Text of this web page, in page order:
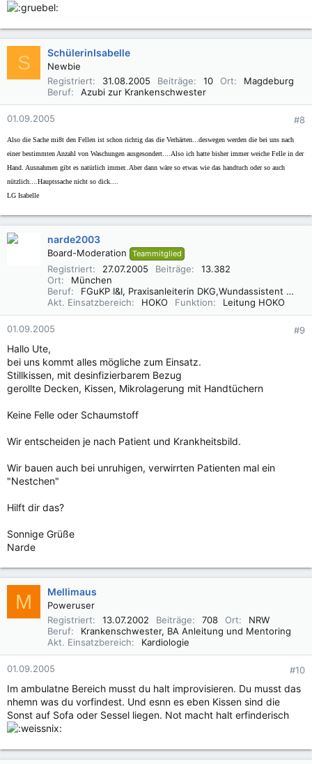
S SchülerinIsabelle
Newbie
Registriert
31.08.2005 Beiträge 10 Ort
Magdeburg
Beruf
Azubi zur Krankenschwester
01.09.2005 #8
Also die Sache mi8t den Fellen ist schon richtig das die Verhärten...deswegen werden die bei uns nach
einer bestimmten Anzahl von Waschungen ausgesondert....Also ich hatte bisher immer weiche Felle in der
Hand. Ausnahmen gibt es natürlich immer..Aber dann wäre so etwas wie das handtuch oder so auch
nützlich....Hauptssache nicht so dick....
LG Isabelle
narde2003
Board-Moderation Teammitglied
Registriert 27.07.2005 Beiträge
13.382
Ort
München
Beruf
FGuKP I&I, Praxisanleiterin DKG,Wundassistent WaCert DGfW, Rettungsassistentin, Diätassistentin
Akt. Einsatzbereich
HOKO Funktion Leitung HOKO
01.09.2005 #9
Hallo Ute,
bei uns kommt alles mögliche zum Einsatz.
Stillkissen, mit desinfizierbarem Bezug
gerollte Decken, Kissen, Mikrolagerung mit Handtüchern
Keine Felle oder Schaumstoff
Wir entscheiden je nach Patient und Krankheitsbild.
Wir bauen auch bei unruhigen, verwirrten Patienten mal ein
"Nestchen"
Hilft dir das?
Sonnige Grüße
Narde
M Mellimaus
Poweruser
Registriert
13.07.2002 Beiträge 708 Ort
NRW
Beruf
Krankenschwester, BA Anleitung und Mentoring
Akt. Einsatzbereich
Kardiologie
01.09.2005 #10
Im ambulatne Bereich musst du halt improvisieren. Du musst das
nhemn was du vorfindest. Und esnn es eben Kissen sind die
Sonst auf Sofa oder Sessel liegen. Not macht halt erfinderisch